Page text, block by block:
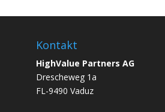
Kontakt
HighValue Partners AG
Drescheweg 1a
FL-9490 Vaduz